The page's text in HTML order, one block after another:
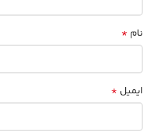
نام *
ایمیل *